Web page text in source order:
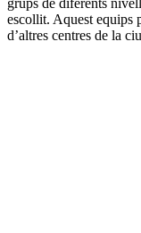
grups de diferents
escollit. Aquest equips
d’altres centres de la